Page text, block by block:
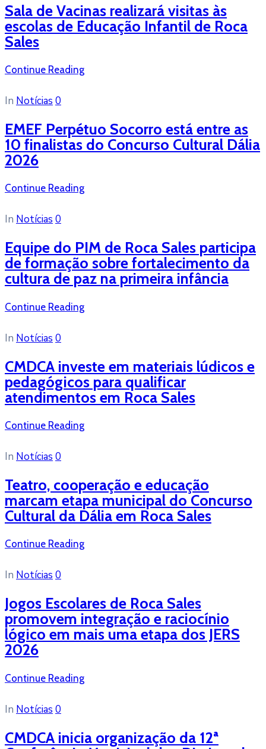
Sala de Vacinas realizará visitas às
escolas de Educação Infantil de Roca
Sales
Continue Reading
In Notícias 0
EMEF Perpétuo Socorro está entre as
10 finalistas do Concurso Cultural Dália
2026
Continue Reading
In Notícias 0
Equipe do PIM de Roca Sales participa
de formação sobre fortalecimento da
cultura de paz na primeira infância
Continue Reading
In Notícias 0
CMDCA investe em materiais lúdicos e
pedagógicos para qualificar
atendimentos em Roca Sales
Continue Reading
In Notícias 0
Teatro, cooperação e educação
marcam etapa municipal do Concurso
Cultural da Dália em Roca Sales
Continue Reading
In Notícias 0
Jogos Escolares de Roca Sales
promovem integração e raciocínio
lógico em mais uma etapa dos JERS
2026
Continue Reading
In Notícias 0
CMDCA inicia organização da 12ª